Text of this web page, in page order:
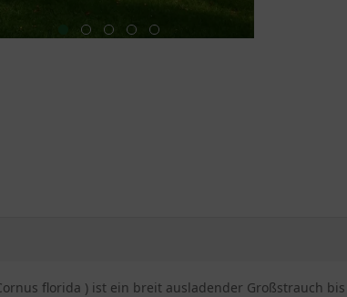
florida ) ist ein breit ausladender Großstrauch